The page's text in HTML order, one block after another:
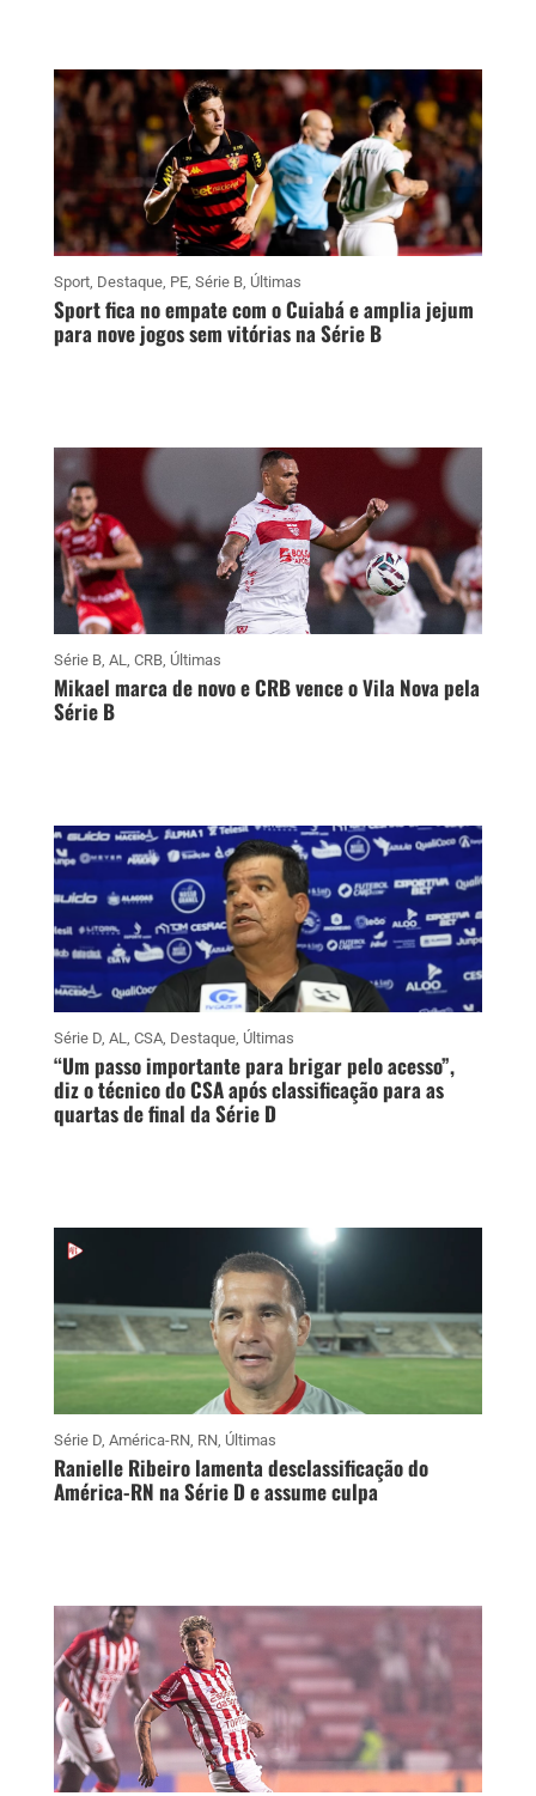
Sport, Destaque, PE, Série B, Últimas
Sport fica no empate com o Cuiabá e amplia jejum
para nove jogos sem vitórias na Série B
Série B, AL, CRB, Últimas
Mikael marca de novo e CRB vence o Vila Nova pela
Série B
Série D, AL, CSA, Destaque, Últimas
“Um passo importante para brigar pelo acesso”,
diz o técnico do CSA após classificação para as
quartas de final da Série D
Série D, América-RN, RN, Últimas
Ranielle Ribeiro lamenta desclassificação do
América-RN na Série D e assume culpa